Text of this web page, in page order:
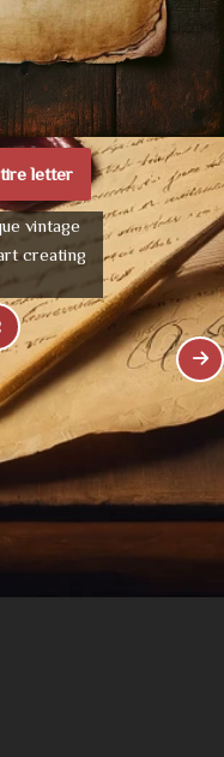
letter
vintage
creating